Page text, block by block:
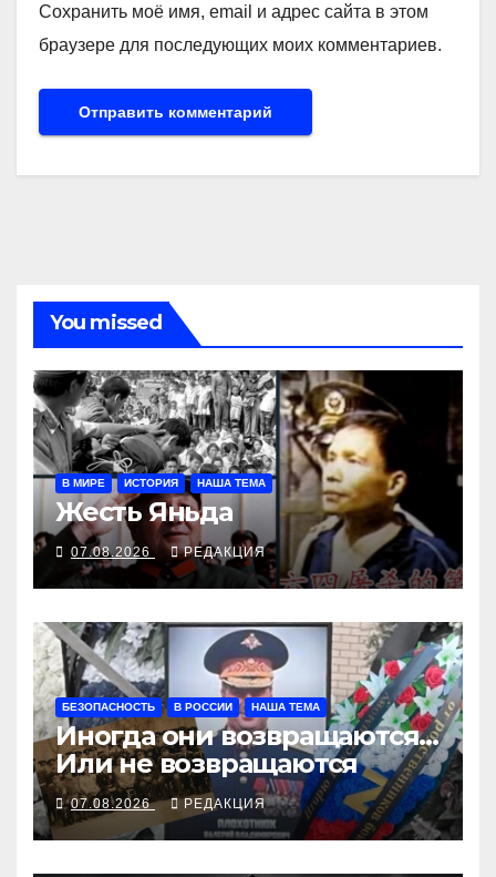
Сохранить моё имя, email и адрес сайта в этом
браузере для последующих моих комментариев.
You missed
В МИРЕ ИСТОРИЯ НАША ТЕМА
Жесть Яньда
07.08.2026 РЕДАКЦИЯ
БЕЗОПАСНОСТЬ В РОССИИ НАША ТЕМА
Иногда они возвращаются…
Или не возвращаются
07.08.2026 РЕДАКЦИЯ